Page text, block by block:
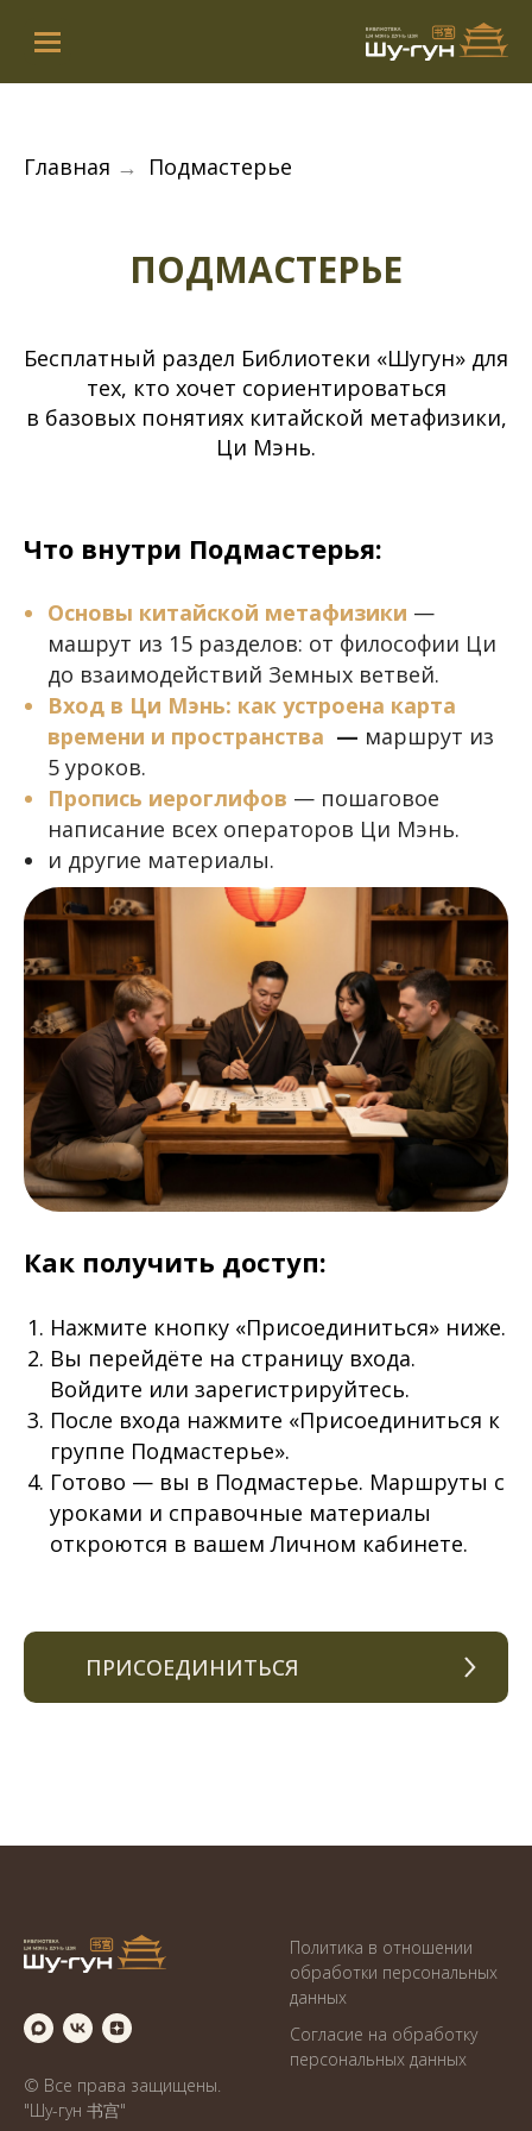
Главная → Подмастерье
ПОДМАСТЕРЬЕ
Бесплатный раздел Библиотеки «Шугун» для
тех, кто хочет сориентироваться
в базовых понятиях китайской метафизики,
Ци Мэнь.
Что внутри Подмастерья:
Основы китайской метафизики —
машрут из 15 разделов: от философии Ци
до взаимодействий Земных ветвей.
Вход в Ци Мэнь: как устроена карта
времени и пространства — маршрут из
5 уроков.
Пропись иероглифов — пошаговое
написание всех операторов Ци Мэнь.
и другие материалы.
Как получить доступ:
Нажмите кнопку «Присоединиться» ниже.
Вы перейдёте на страницу входа.
Войдите или зарегистрируйтесь.
После входа нажмите «Присоединиться к
группе Подмастерье».
Готово — вы в Подмастерье. Маршруты с
уроками и справочные материалы
откроются в вашем Личном кабинете.
ПРИСОЕДИНИТЬСЯ
© Все права защищены.
"Шу-гун 书宫"
Политика в отношении
обработки персональных
данных
Согласие на обработку
персональных данных